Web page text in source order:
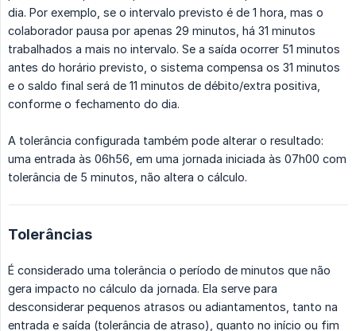
dia. Por exemplo, se o intervalo previsto é de 1 hora, mas o
colaborador pausa por apenas 29 minutos, há 31 minutos
trabalhados a mais no intervalo. Se a saída ocorrer 51 minutos
antes do horário previsto, o sistema compensa os 31 minutos
e o saldo final será de 11 minutos de débito/extra positiva,
conforme o fechamento do dia.
A tolerância configurada também pode alterar o resultado:
uma entrada às 06h56, em uma jornada iniciada às 07h00 com
tolerância de 5 minutos, não altera o cálculo.
Tolerâncias
É considerado uma tolerância o período de minutos que não
gera impacto no cálculo da jornada. Ela serve para
desconsiderar pequenos atrasos ou adiantamentos, tanto na
entrada e saída (tolerância de atraso), quanto no início ou fim